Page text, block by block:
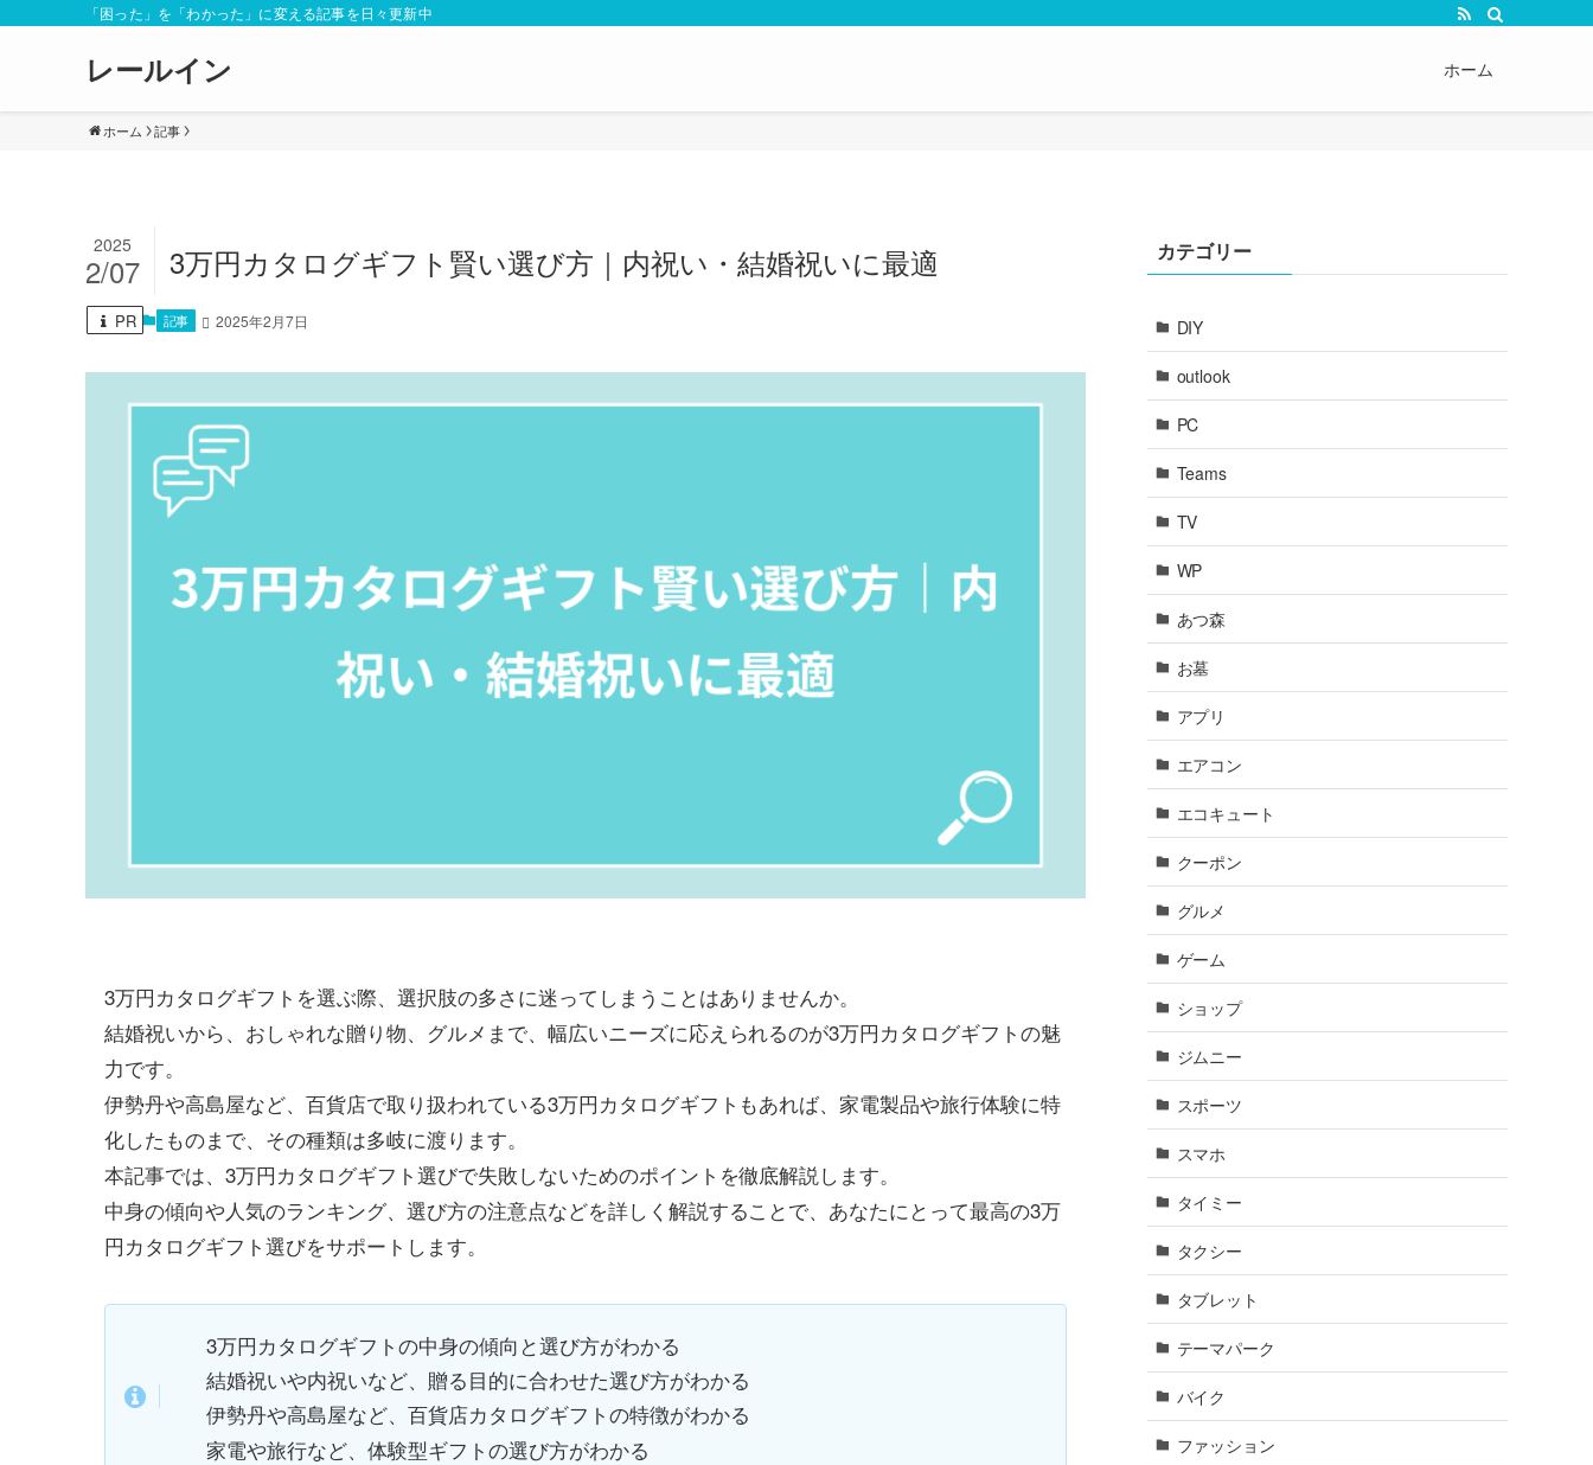
「困った」を「わかった」に変える記事を日々更新中
レールイン ホーム
ホーム 記事
3万円カタログギフト賢い選び方｜内祝い・結婚祝いに最適
2025
2/07
PR 記事 2025年2月7日
3万円カタログギフトを選ぶ際、選択肢の多さに迷ってしまうことはありませんか。
結婚祝いから、おしゃれな贈り物、グルメまで、幅広いニーズに応えられるのが3万円カタログギフトの魅
力です。
伊勢丹や高島屋など、百貨店で取り扱われている3万円カタログギフトもあれば、家電製品や旅行体験に特
化したものまで、その種類は多岐に渡ります。
本記事では、3万円カタログギフト選びで失敗しないためのポイントを徹底解説します。
中身の傾向や人気のランキング、選び方の注意点などを詳しく解説することで、あなたにとって最高の3万
円カタログギフト選びをサポートします。
3万円カタログギフトの中身の傾向と選び方がわかる
結婚祝いや内祝いなど、贈る目的に合わせた選び方がわかる
伊勢丹や高島屋など、百貨店カタログギフトの特徴がわかる
家電や旅行など、体験型ギフトの選び方がわかる
カテゴリー
DIY
outlook
PC
Teams
TV
WP
あつ森
お墓
アプリ
エアコン
エコキュート
クーポン
グルメ
ゲーム
ショップ
ジムニー
スポーツ
スマホ
タイミー
タクシー
タブレット
テーマパーク
バイク
ファッション